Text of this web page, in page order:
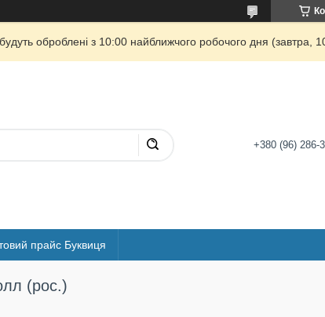
оброблені з 10:00 найближчого робочого дня (завтра,
+380 (96) 286-
прайс Буквиця
(рос.)